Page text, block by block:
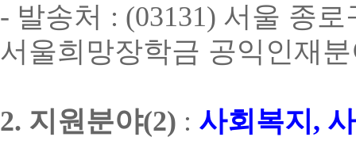
- 발송처 : (03131) 서울 종
서울희망장학금 공익인재
2. 지원분야(2) : 사회복지 ,